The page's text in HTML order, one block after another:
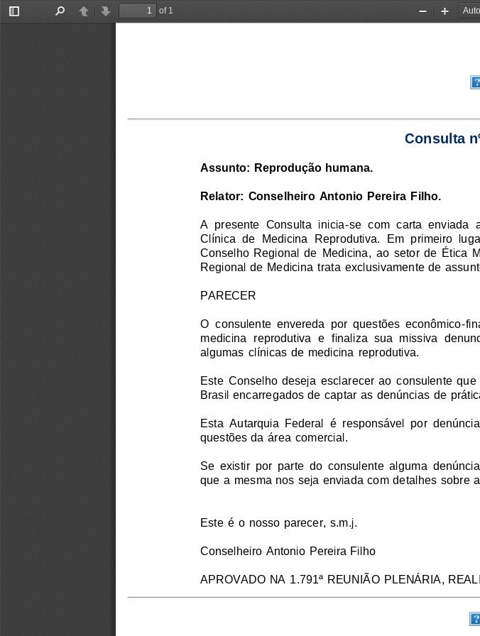
Toggle
PreviousNext
of 1
Zoom
Zoom
Consulta
Assunto: Reprodução humana.
Relator: Conselheiro Antonio Pereira Filho.
A  presente  Consulta  inicia-se  com  carta  enviada
Clínica  de  Medicina  Reprodutiva.  Em  primeiro
Conselho Regional de Medicina, ao setor de Ética
Regional de Medicina trata exclusivamente de
PARECER
O  consulente  envereda  por  questões  econômico-
medicina  reprodutiva  e  finaliza  sua  missiva
algumas clínicas de medicina reprodutiva.
Este  Conselho  deseja  esclarecer  ao  consulente
Brasil encarregados de captar as denúncias de
Esta  Autarquia  Federal  é  responsável  por
questões da área comercial.
Se  existir  por  parte  do  consulente  alguma
que a mesma nos seja enviada com detalhes sobre
Este é o nosso parecer, s.m.j.
Conselheiro Antonio Pereira Filho
APROVADO NA 1.791ª REUNIÃO PLENÁRIA,